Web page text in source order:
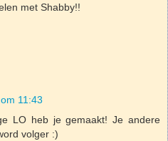
met Shabby!!
11:43
LO heb je gemaakt! Je andere
volger :)